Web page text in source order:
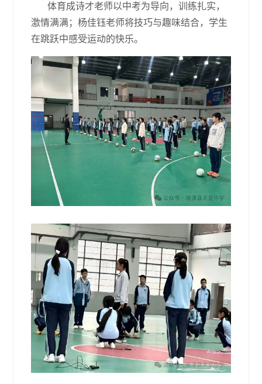
体育成诗才老师以中考为导向，训练扎实，
激情满满；杨佳钰老师将技巧与趣味结合，学生
在跳跃中感受运动的快乐。